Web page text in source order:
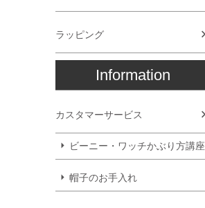
ラッピング
Information
カスタマーサービス
ビーニー・ワッチかぶり方講座
帽子のお手入れ